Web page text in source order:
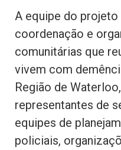
A equipe do
coordenação e
comunitárias que
vivem com
Região de
representantes de
equipes de
policiais,